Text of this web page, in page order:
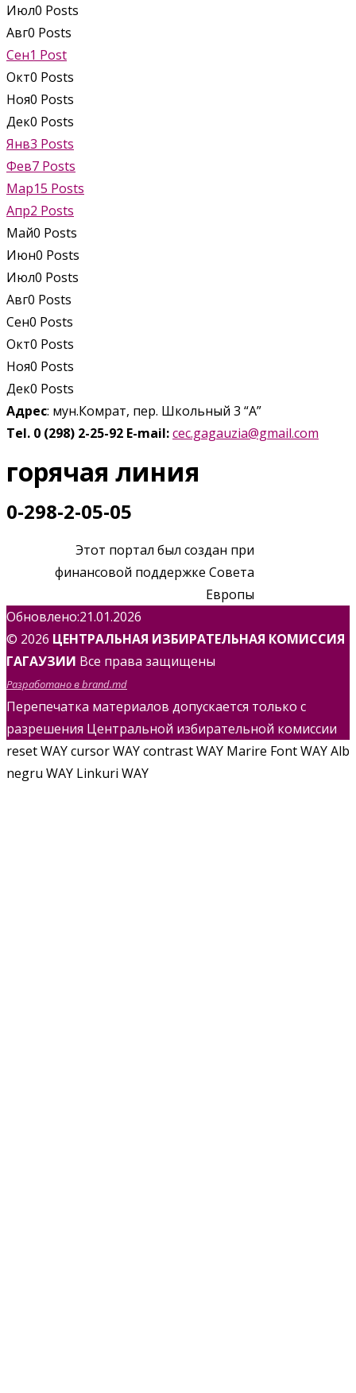
Июл0 Posts
Авг0 Posts
Сен1 Post
Окт0 Posts
Ноя0 Posts
Дек0 Posts
Янв3 Posts
Фев7 Posts
Мар15 Posts
Апр2 Posts
Май0 Posts
Июн0 Posts
Июл0 Posts
Авг0 Posts
Сен0 Posts
Окт0 Posts
Ноя0 Posts
Дек0 Posts
Адрес: мун.Комрат, пер. Школьный 3 “А”
Tel. 0 (298) 2-25-92 E-mail:cec.gagauzia@gmail.com
горячая линия
0-298-2-05-05
Этот портал был создан при
финансовой поддержке Совета
Европы
Обновлено:21.01.2026
© 2026 ЦЕНТРАЛЬНАЯ ИЗБИРАТЕЛЬНАЯ КОМИССИЯ
ГАГАУЗИИ Все права защищены
Разработано в brand.md
Перепечатка материалов допускается только с
разрешения Центральной избирательной комиссии
reset WAYcursor WAYcontrast WAY Marire Font WAYAlb
negru WAY Linkuri WAY